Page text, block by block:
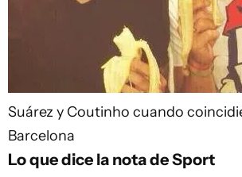
Suárez y Coutinho cuando
Barcelona
Lo que dice la nota de Sport